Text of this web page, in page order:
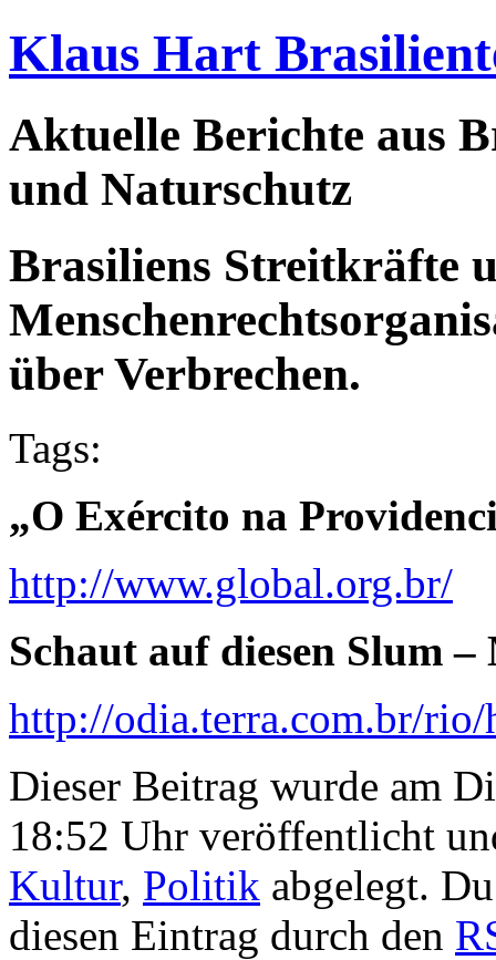
Klaus Hart
Aktuelle Berichte aus
und Naturschutz
Brasiliens Streitkräfte
über Verbrechen.
Tags:
„O Exército na
http://www.global.org.br/
Schaut auf diesen Slum
http://odia.terra.com.br/rio/
Dieser Beitrag wurde am
18:52 Uhr veröffentlicht
Kultur, Politik abgelegt.
diesen Eintrag durch den